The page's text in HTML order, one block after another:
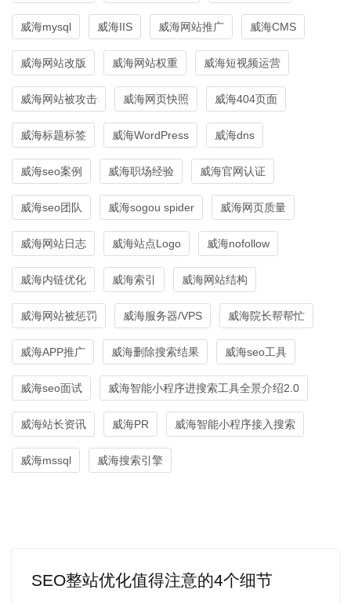
威海mysql 威海IIS 威海网站推广 威海CMS
威海网站改版 威海网站权重 威海短视频运营
威海网站被攻击 威海网页快照 威海404页面
威海标题标签 威海WordPress 威海dns
威海seo案例 威海职场经验 威海官网认证
威海seo团队 威海sogou spider 威海网页质量
威海网站日志 威海站点Logo 威海nofollow
威海内链优化 威海索引 威海网站结构
威海网站被惩罚 威海服务器/VPS 威海院长帮帮忙
威海APP推广 威海删除搜索结果 威海seo工具
威海seo面试 威海智能小程序进搜索工具全景介绍2.0
威海站长资讯 威海PR 威海智能小程序接入搜索
威海mssql 威海搜索引擎
SEO整站优化值得注意的4个细节